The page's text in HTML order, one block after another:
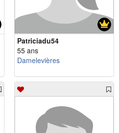
Patriciadu54
55 ans
Damelevières